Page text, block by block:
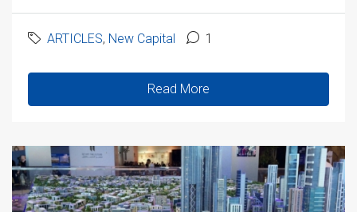
ARTICLES, New Capital 1
Read More